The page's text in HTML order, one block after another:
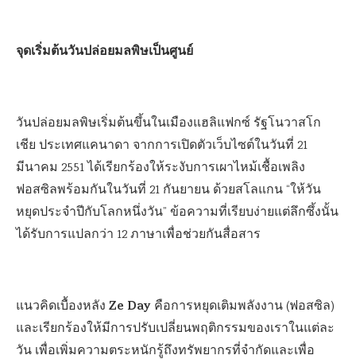
จุดเริ่มต้นวันปล่อยมลพิษเป็นศูนย์
วันปล่อยมลพิษเริ่มต้นขึ้นในเมืองแฮลิแฟกซ์ รัฐโนวาสโก
เชีย ประเทศแคนาดา จากการเปิดตัวเว็บไซต์ในวันที่ 21
มีนาคม 2551 ได้เรียกร้องให้ระงับการเผาไหม้เชื้อเพลิง
ฟอสซิลพร้อมกันในวันที่ 21 กันยายน ด้วยสโลแกน “ให้วัน
หยุดประจำปีกับโลกหนึ่งวัน” ข้อความที่เรียบง่ายแต่ลึกซึ้งนั้น
ได้รับการแปลกว่า 12 ภาษาเพื่อช่วยกันสื่อสาร
แนวคิดเบื้องหลัง Ze Day คือการหยุดเติมพลังงาน (ฟอสซิล)
และเรียกร้องให้มีการปรับเปลี่ยนพฤติกรรมของเราในแต่ละ
วัน เพื่อเพิ่มความตระหนักรู้ถึงทรัพยากรที่จำกัดและเพื่อ